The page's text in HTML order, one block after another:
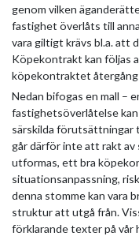
genom vilken
fastighet överlåts till
vara giltigt krävs bl.a. att
Köpekontrakt kan följas
köpekontraktet
Nedan bifogas en mall –
fastighetsöverlåtelse kan
särskilda förutsättningar
går därför inte att rakt av
utformas, ett bra
situationsanpassning,
denna stomme kan vara
struktur att utgå från.
förklarande texter på vår